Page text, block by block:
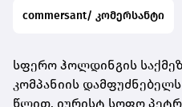
commersant/ კომერსანტი
სფერო ჰოლდინგის
კომპანიის
წლით, იურისტ სოფო